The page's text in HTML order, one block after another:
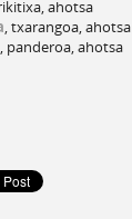
ahotsa
, txarangoa, ahotsa
, panderoa, ahotsa